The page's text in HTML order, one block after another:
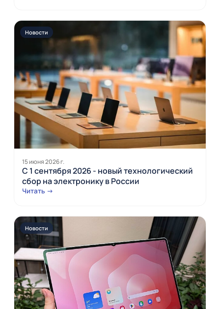
Новости
15 июня 2026 г.
С 1 сентября 2026 - новый технологический
сбор на электронику в России
Читать →
Новости